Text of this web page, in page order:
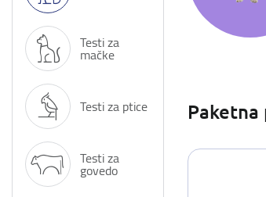
Testi za
mačke
Testi za ptice
Testi za
govedo
Paketna